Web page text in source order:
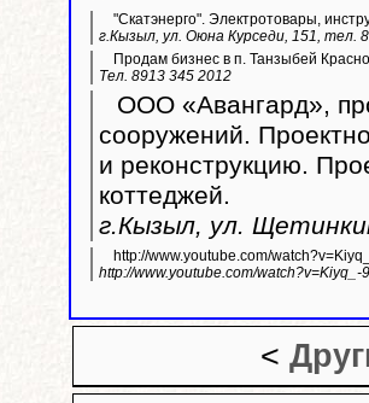
"Скатэнерго". Электротовары,
г.Кызыл, ул. Оюна Курседи, 151, тел.
Продам бизнес в п. Танзыбей
Тел. 8913 345 2012
ООО «Авангард»,
сооружений.
и реконструкцию.
коттеджей.
г.Кызыл, ул.
http://www.youtube.com/
http://www.youtube.com/watch?v=Kiyq_-
<